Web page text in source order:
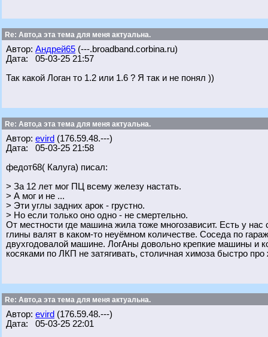
Re: Авто,а эта тема для меня актуальна.
Автор: Андрей65 (---.broadband.corbina.ru)
Дата: 05-03-25 21:57
Так какой Логан то 1.2 или 1.6 ? Я так и не понял ))
Re: Авто,а эта тема для меня актуальна.
Автор: evird (176.59.48.---)
Дата: 05-03-25 21:58
федот68( Калуга) писал:
> За 12 лет мог ПЦ всему железу настать.
> А мог и не ...
> Эти углы задних арок - грустно.
> Но если только оно одно - не смертельно.
От местности где машина жила тоже многозависит. Есть у
глины валят в каком-то неуёмном количестве. Соседа по
двухгодовалой машине. ЛогАны довольно крепкие машины и
косяками по ЛКП не затягивать, столичная химоза быстро
Re: Авто,а эта тема для меня актуальна.
Автор: evird (176.59.48.---)
Дата: 05-03-25 22:01